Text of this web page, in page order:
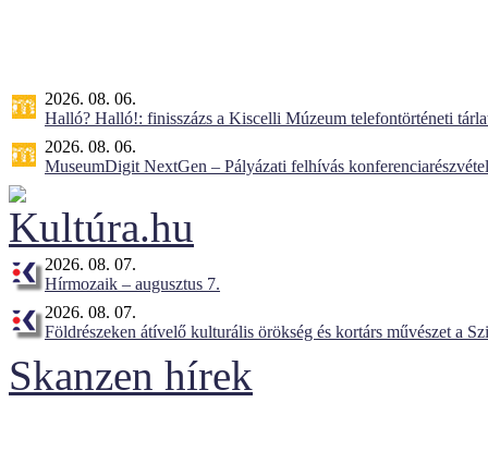
2026. 08. 06.
Halló? Halló!: finisszázs a Kiscelli Múzeum telefontörténeti
2026. 08. 06.
MuseumDigit NextGen – Pályázati felhívás
2026. 08. 07.
Hírmozaik – augusztus 7.
2026. 08. 07.
Földrészeken átívelő kulturális örökség és kortárs művészet a
Skanzen hírek